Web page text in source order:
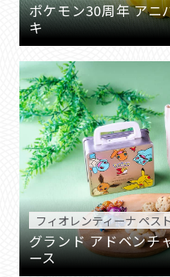
ポケモン30周年 アニ
キ
フィオレンティーナ ペス
グランド アドベンチ
ース